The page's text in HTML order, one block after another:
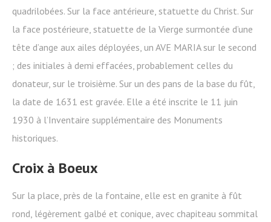
quadrilobées. Sur la face antérieure, statuette du Christ. Sur
la face postérieure, statuette de la Vierge surmontée d’une
tête d’ange aux ailes déployées, un AVE MARIA sur le second
; des initiales à demi effacées, probablement celles du
donateur, sur le troisième. Sur un des pans de la base du fût,
la date de 1631 est gravée. Elle a été inscrite le 11 juin
1930 à l’Inventaire supplémentaire des Monuments
historiques.
Croix à Boeux
Sur la place, près de la fontaine, elle est en granite à fût
rond, légèrement galbé et conique, avec chapiteau sommital